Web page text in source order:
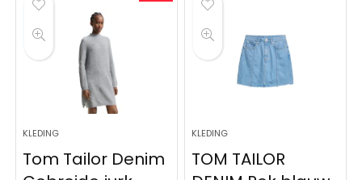
KLEDING
Tom Tailor Denim
KLEDING
TOM TAILOR